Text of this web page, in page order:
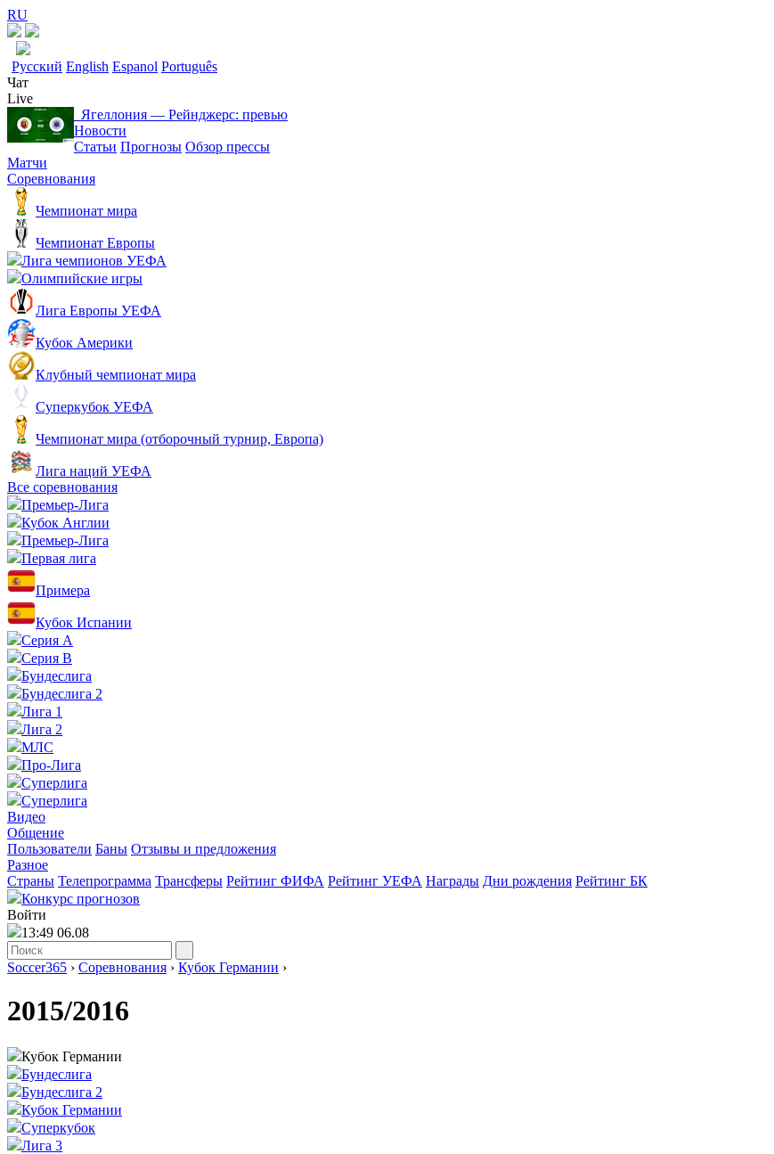
RU
Русский English Espanol Português
Чат
Live
Ягеллония ― Рейнджерс: превью
Новости
Статьи Прогнозы Обзор прессы
Матчи
Соревнования
Чемпионат мира
Чемпионат Европы
Лига чемпионов УЕФА
Олимпийские игры
Лига Европы УЕФА
Кубок Америки
Клубный чемпионат мира
Суперкубок УЕФА
Чемпионат мира (отборочный турнир, Европа)
Лига наций УЕФА
Все соревнования
Премьер-Лига
Кубок Англии
Премьер-Лига
Первая лига
Примера
Кубок Испании
Серия А
Серия B
Бундеслига
Бундеслига 2
Лига 1
Лига 2
МЛС
Про-Лига
Суперлига
Суперлига
Видео
Общение
Пользователи Баны Отзывы и предложения
Разное
Страны Телепрограмма Трансферы Рейтинг ФИФА Рейтинг УЕФА Награды Дни рождения Рейтинг БК
Конкурс прогнозов
Войти
13:49 06.08
Soccer365 › Соревнования › Кубок Германии ›
2015/2016
Кубок Германии
Бундеслига
Бундеслига 2
Кубок Германии
Суперкубок
Лига 3